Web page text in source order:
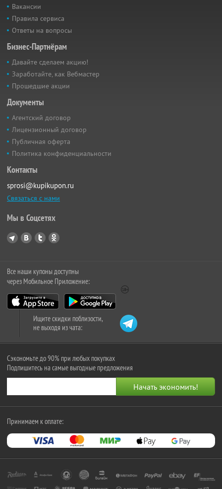
Вакансии
Правила сервиса
Ответы на вопросы
Бизнес-Партнёрам
Давайте сделаем акцию!
Заработайте, как Вебмастер
Прошедшие акции
Документы
Агентский договор
Лицензионный договор
Публичная оферта
Политика конфиденциальности
Контакты
sprosi@kupikupon.ru
Связаться с нами
Мы в Соцсетях
Все наши купоны доступны
через Мобильное Приложение:
Ищите скидки поблизости,
не выходя из чата:
Сэкономьте до 90% при любых покупках
Подпишитесь на самые выгодные предложения
Принимаем к оплате: